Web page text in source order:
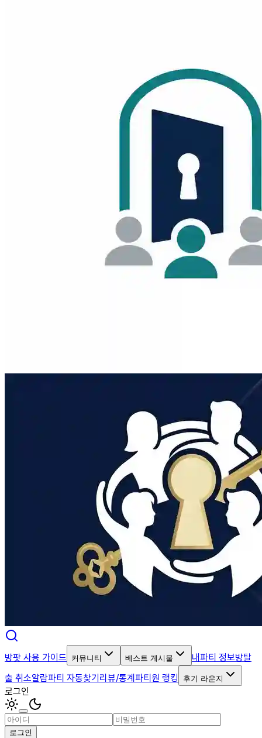
방팟 사용 가이드 커뮤니티 베스트 게시물 내파티 정보방탈
출 취소알람파티 자동찾기리뷰/통계파티원 랭킹 후기 라운지
로그인
로그인